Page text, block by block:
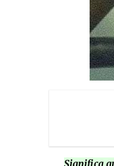
Significa